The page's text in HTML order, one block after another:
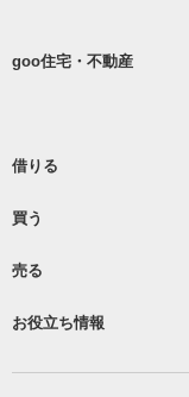
goo住宅・不動産
借りる
買う
売る
お役立ち情報